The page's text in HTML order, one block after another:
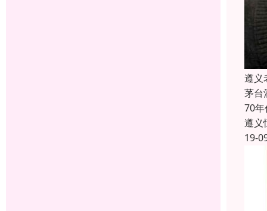
遵义
茅台
70
遵义
19-